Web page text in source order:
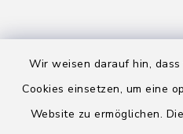
Wir weisen darauf hin,
Cookies einsetzen, um eine
Website zu ermöglichen.